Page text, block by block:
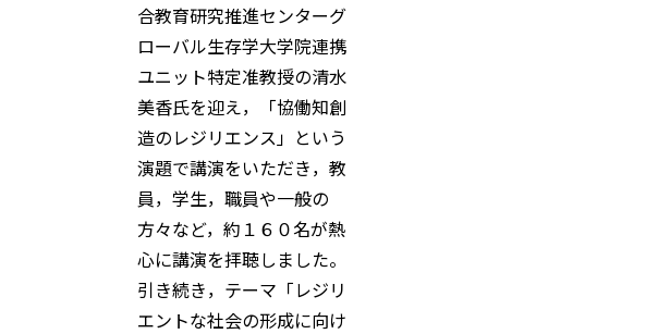
合教育研究推進センターグ
ローバル生存学大学院連携
ユニット特定准教授の清水
美香氏を迎え，「協働知創
造のレジリエンス」という
演題で講演をいただき，教
員，学生，職員や一般の
方々など，約１６０名が熱
心に講演を拝聴しました。
引き続き，テーマ「レジリ
エントな社会の形成に向け